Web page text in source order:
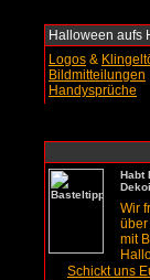
Halloween aufs
Logos &
Bildmitteilungen
Handysprüche
Habt
Wir
über
mit
Schickt uns